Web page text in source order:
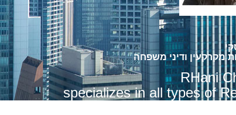
מקרקעין ודיני משפחה
RHani
specializes in all types of